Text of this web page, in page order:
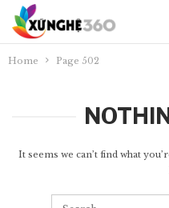
Home Page 502
It seems we can’t find what